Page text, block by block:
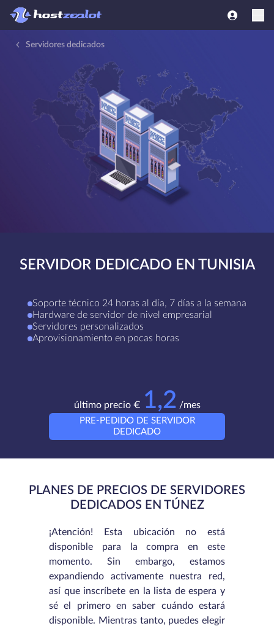
Servidores dedicados
SERVIDOR DEDICADO EN TUNISIA
Soporte técnico 24 horas al día, 7 días a la semana
Hardware de servidor de nivel empresarial
Servidores personalizados
Aprovisionamiento en pocas horas
último precio € 1,2 /mes
PRE-PEDIDO DE SERVIDOR
DEDICADO
PLANES DE PRECIOS DE SERVIDORES
DEDICADOS EN TÚNEZ
¡Atención! Esta ubicación no está
disponible para la compra en este
momento. Sin embargo, estamos
expandiendo activamente nuestra red,
así que inscríbete en la lista de espera y
sé el primero en saber cuándo estará
disponible. Mientras tanto, puedes elegir